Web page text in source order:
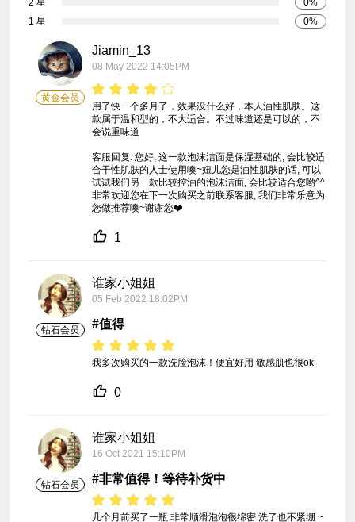
1 星 0%
2 星 0%
黄金会员
Jiamin_13
08 May 2022 14:05PM
用了快一个多月了，效果没什么好，本人油性肌肤。这
款属于温和型的，不大适合。不过味道还是可以的，不
会说重味道
客服回复: 您好, 这一款泡沫洁面是保湿基础的, 会比较适
合干性肌肤的人士使用噢~妞儿您是油性肌肤的话, 可以
试试我们另一款比较控油的泡沫洁面, 会比较适合您哟^^
非常欢迎您在下一次购买之前联系客服, 我们非常乐意为
您做推荐噢~谢谢您❤️
1
钻石会员
谁家小姐姐
05 Feb 2022 18:02PM
#值得
我多次购买的一款洗脸泡沫！便宜好用 敏感肌也很ok
0
钻石会员
谁家小姐姐
16 Oct 2021 15:10PM
#非常值得！等待补货中
几个月前买了一瓶 非常顺滑泡泡很绵密 洗了也不紧绷 ~